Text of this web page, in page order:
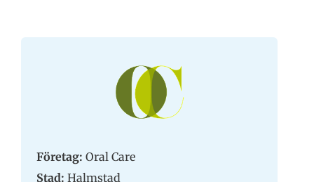
Företag: Oral Care
Stad: Halmstad